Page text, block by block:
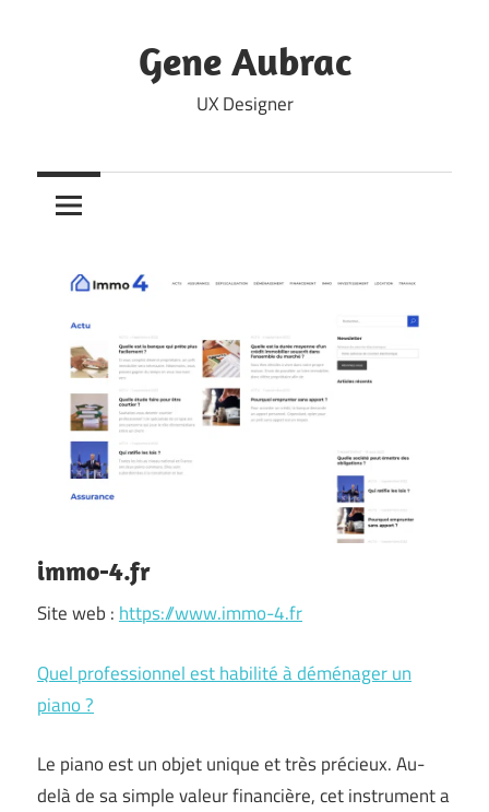
Gene Aubrac
UX Designer
immo-4.fr
Site web : https://www.immo-4.fr
Quel professionnel est habilité à déménager un
piano ?
Le piano est un objet unique et très précieux. Au-
delà de sa simple valeur financière, cet instrument a